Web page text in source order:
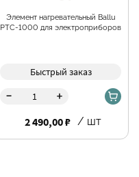
Элемент нагревательный Ballu
PTC-1000 для электроприборов
Быстрый заказ
- +
2 490,00 ₽ / шт